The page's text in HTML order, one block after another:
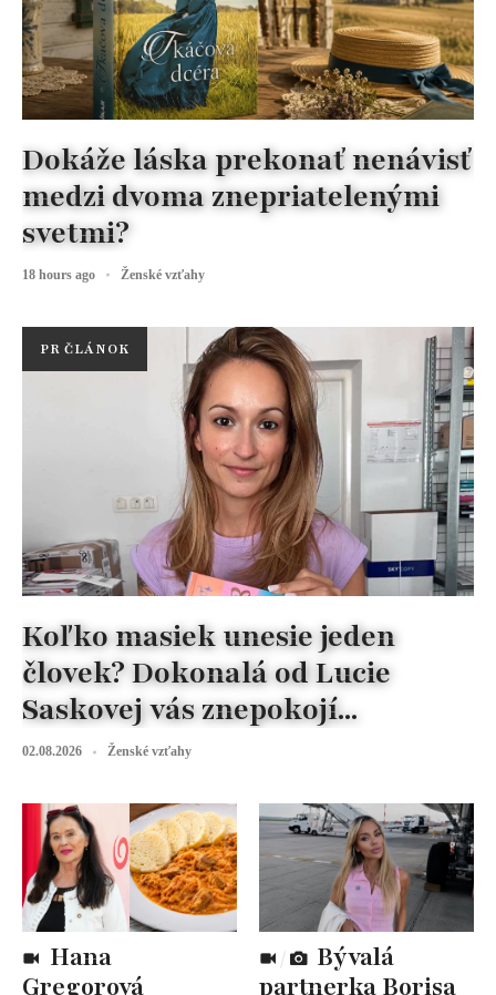
Dokáže láska prekonať nenávisť
medzi dvoma znepriatelenými
svetmi?
18 hours ago Ženské vzťahy
PR ČLÁNOK
Koľko masiek unesie jeden
človek? Dokonalá od Lucie
Saskovej vás znepokojí...
02.08.2026 Ženské vzťahy
Gregorová
partnerka Borisa